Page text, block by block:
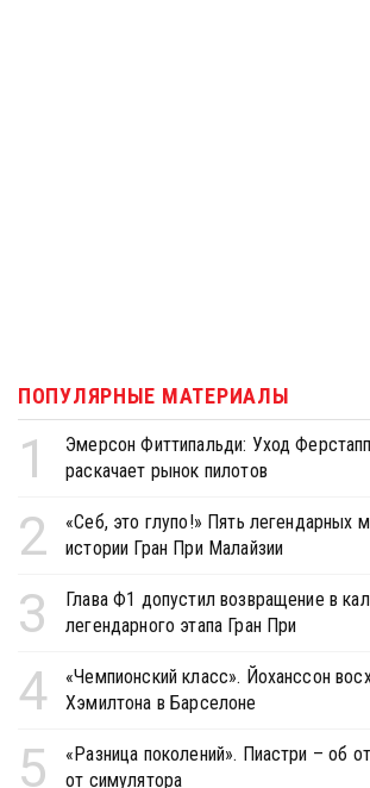
ПОПУЛЯРНЫЕ МАТЕРИАЛЫ
1
Эмерсон Фиттипальди: Уход
раскачает рынок пилотов
2
«Себ, это глупо!» Пять легендарных
истории Гран При Малайзии
3
Глава Ф1 допустил возвращение в
легендарного этапа Гран При
4
«Чемпионский класс». Йоханссон
Хэмилтона в Барселоне
5
«Разница поколений». Пиастри – об
от симулятора